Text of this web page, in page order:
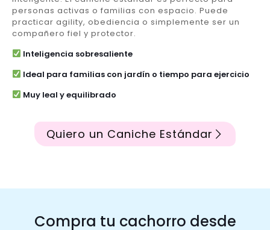
personas activas o familias con espacio. Puede
practicar agility, obediencia o simplemente ser un
compañero fiel y protector.
Inteligencia sobresaliente
Ideal para familias con jardín o tiempo para ejercicio
Muy leal y equilibrado
Quiero un Caniche Estándar
Compra tu cachorro desde